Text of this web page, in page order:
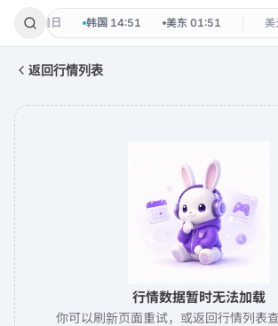
08-09 周日 韩国 14:51 美东 01:51 美
返回行情列表
行情数据暂时无法加载
你可以刷新页面重试，或返回行情列表